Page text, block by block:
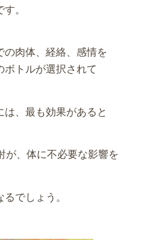
。
の肉体、経絡、感情を
トルが選択されて
、最も効果があると
が、体に不必要な影響を
でしょう。